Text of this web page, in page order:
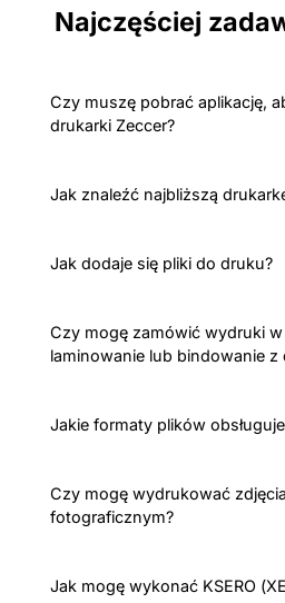
Najczęściej
Czy muszę pobrać aplikację,
drukarki Zeccer?
Jak znaleźć najbliższą
Jak dodaje się pliki do druku?
Czy mogę zamówić wydruki
laminowanie lub bindowanie
Jakie formaty plików
Czy mogę wydrukować
fotograficznym?
Jak mogę wykonać KSERO